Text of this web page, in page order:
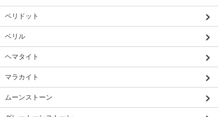
ペリドット
ベリル
ヘマタイト
マラカイト
ムーンストーン